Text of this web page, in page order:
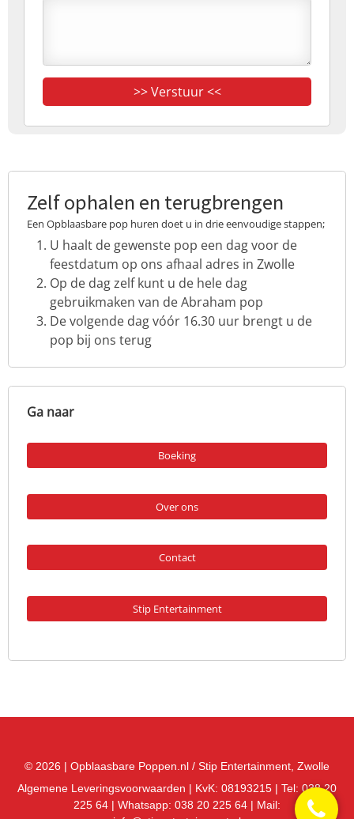
>> Verstuur <<
Zelf ophalen en terugbrengen
Een Opblaasbare pop huren doet u in drie eenvoudige stappen;
U haalt de gewenste pop een dag voor de
feestdatum op ons afhaal adres in Zwolle
Op de dag zelf kunt u de hele dag
gebruikmaken van de Abraham pop
De volgende dag vóór 16.30 uur brengt u de
pop bij ons terug
Ga naar
Boeking
Over ons
Contact
Stip Entertainment
© 2026 | Opblaasbare Poppen.nl / Stip Entertainment , Zwolle
Algemene Leveringsvoorwaarden | KvK: 08193215 | Tel: 038 20
225 64 | Whatsapp: 038 20 225 64 | Mail: